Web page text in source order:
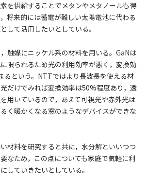
を供給することでメタンやメタノールも得
将来的には蓄電が難しい太陽電池に代わる
して活用したいとしている。
触媒にニッケル系の材料を用いる。GaNは
限られるため光の利用効率が悪く，変換効
るという。NTTではより長波長を使える材
だけでみれば変換効率は50%程度あり，透
用いているので，あえて可視光や赤外光は
く暖かくなる窓のようなデバイスができな
材料を研究すると共に，水分解といいつつ
なため，この点についても家庭で気軽に利
していきたいとしている。